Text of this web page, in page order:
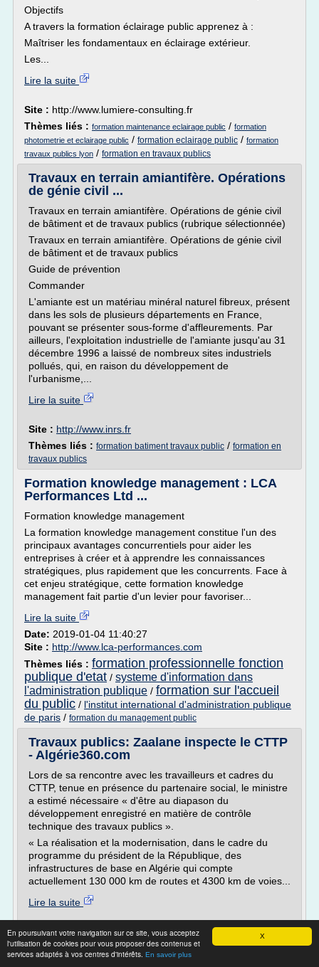
X
En poursuivant votre navigation sur ce site, vous acceptez
l'utilisation de cookies pour vous proposer des contenus et
services adaptés à vos centres d'intérêts. En savoir plus
Objectifs
A travers la formation éclairage public apprenez à :
Maîtriser les fondamentaux en éclairage extérieur.
Les...
Lire la suite
Site : http://www.lumiere-consulting.fr
Thèmes liés : formation maintenance eclairage public / formation
photometrie et eclairage public / formation eclairage public / formation
travaux publics lyon / formation en travaux publics
Travaux en terrain amiantifère. Opérations
de génie civil ...
Travaux en terrain amiantifère. Opérations de génie civil
de bâtiment et de travaux publics (rubrique sélectionnée)
Travaux en terrain amiantifère. Opérations de génie civil
de bâtiment et de travaux publics
Guide de prévention
Commander
L'amiante est un matériau minéral naturel fibreux, présent
dans les sols de plusieurs départements en France,
pouvant se présenter sous-forme d'affleurements. Par
ailleurs, l'exploitation industrielle de l'amiante jusqu'au 31
décembre 1996 a laissé de nombreux sites industriels
pollués, qui, en raison du développement de
l'urbanisme,...
Lire la suite
Site : http://www.inrs.fr
Thèmes liés : formation batiment travaux public / formation en
travaux publics
Formation knowledge management : LCA
Performances Ltd ...
Formation knowledge management
La formation knowledge management constitue l'un des
principaux avantages concurrentiels pour aider les
entreprises à créer et à apprendre les connaissances
stratégiques, plus rapidement que les concurrents. Face à
cet enjeu stratégique, cette formation knowledge
management fait partie d'un levier pour favoriser...
Lire la suite
Date: 2019-01-04 11:40:27
Site : http://www.lca-performances.com
Thèmes liés : formation professionnelle fonction
publique d'etat / systeme d'information dans
l'administration publique / formation sur l'accueil
du public / l'institut international d'administration publique
de paris / formation du management public
Travaux publics: Zaalane inspecte le CTTP
- Algérie360.com
Lors de sa rencontre avec les travailleurs et cadres du
CTTP, tenue en présence du partenaire social, le ministre
a estimé nécessaire « d'être au diapason du
développement enregistré en matière de contrôle
technique des travaux publics ».
« La réalisation et la modernisation, dans le cadre du
programme du président de la République, des
infrastructures de base en Algérie qui compte
actuellement 130 000 km de routes et 4300 km de voies...
Lire la suite
Site :https://www.algerie360.com
Thèmes liés : organisme de formation service public/
formation en travaux publics algerie / formation en travaux publics